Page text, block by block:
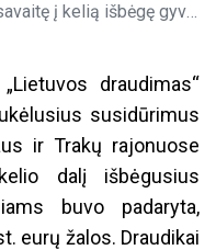
išbėgę gyvūnai sukėlė 86 tūkst. eurų žalą
draudimas“
susidūrimus
ir Trakų rajonuose
dalį išbėgusius
buvo padaryta,
eurų žalos. Draudikai